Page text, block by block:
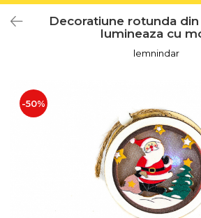
Semne de carte
Decoratiuni cu lumina
Decoratiuni pentru cei dragi
Decoratiuni cu peisaje de iarna
Sosete de Craciun
Magneti de Craciun
Decoratiune rotunda
lumineaza cu
lemnindar
-50%